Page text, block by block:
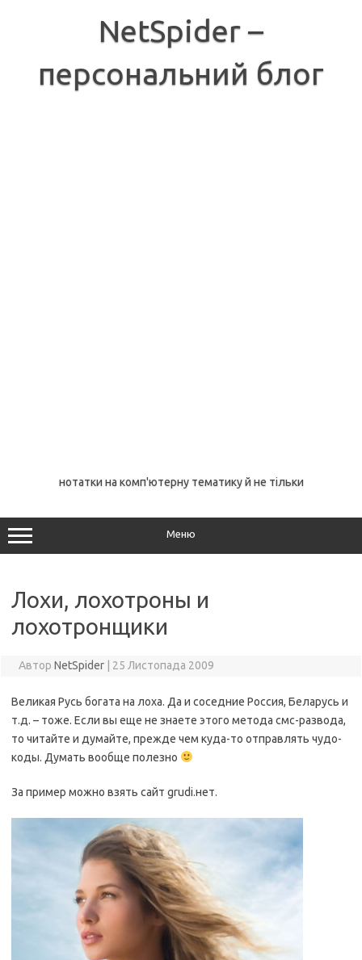
NetSpider –
персональний блог
нотатки на комп'ютерну тематику й не тільки
Меню
Лохи, лохотроны и
лохотронщики
Автор NetSpider 25 Листопада 2009
Великая Русь богата на лоха. Да и соседние Россия, Беларусь и
т.д. – тоже. Если вы еще не знаете этого метода смс-развода,
то читайте и думайте, прежде чем куда-то отправлять чудо-
коды. Думать вообще полезно
За пример можно взять сайт grudi.нет.